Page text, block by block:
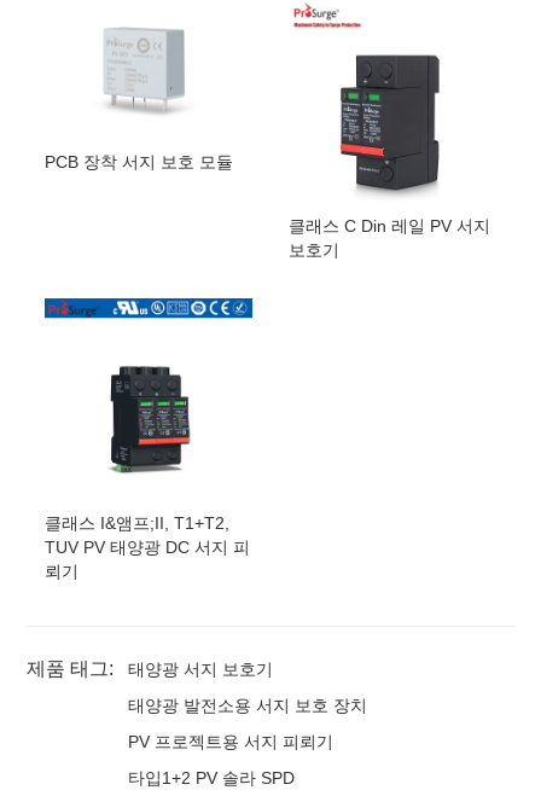
PCB 장착 서지 보호 모듈
클래스 C Din 레일 PV 서지
보호기
클래스 I&앰프;II, T1+T2,
TUV PV 태양광 DC 서지 피
뢰기
제품 태그:
태양광 서지 보호기
태양광 발전소용 서지 보호 장치
PV 프로젝트용 서지 피뢰기
타입1+2 PV 솔라 SPD